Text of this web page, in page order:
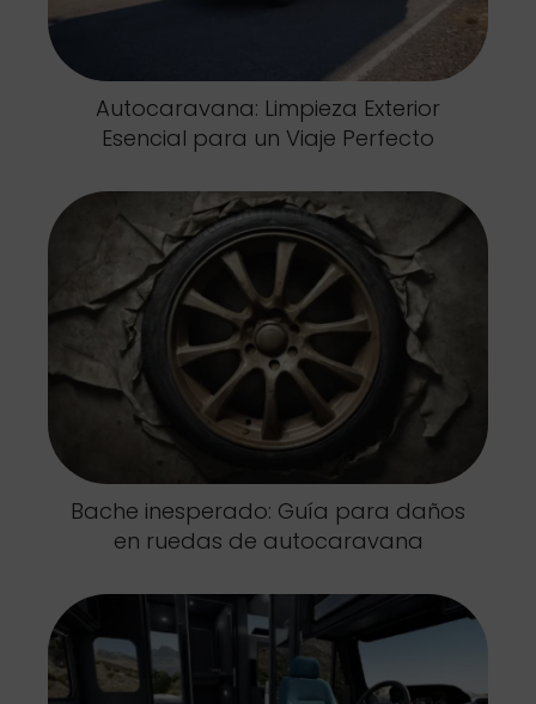
Autocaravana: Limpieza Exterior
Esencial para un Viaje Perfecto
Bache inesperado: Guía para daños
en ruedas de autocaravana